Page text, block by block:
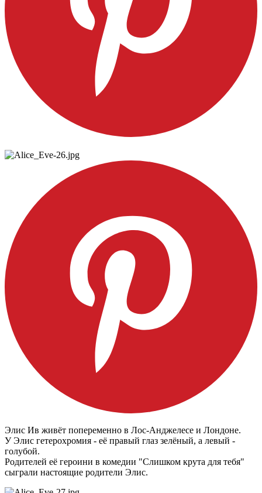
Элис Ив живёт попеременно в Лос-Анджелесе и Лондоне.
У Элис гетерохромия - её правый глаз зелёный, а левый -
голубой.
Родителей её героини в комедии "Слишком крута для тебя"
сыграли настоящие родители Элис.